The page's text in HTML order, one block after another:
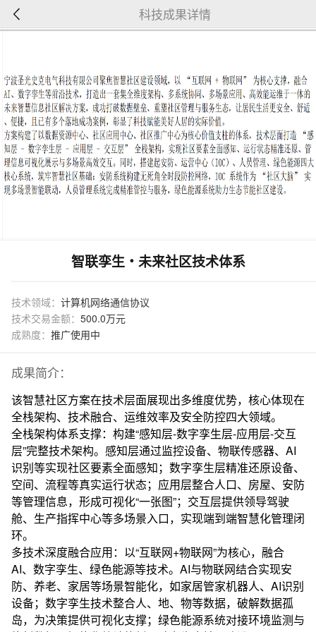
科技成果详情
智联孪生・未来社区技术体系
技术领域： 计算机网络通信协议
技术交易金额： 500.0万元
成熟度： 推广使用中
成果简介：
该智慧社区方案在技术层面展现出多维度优势，核心体现在
全栈架构、技术融合、运维效率及安全防控四大领域。
全栈架构体系支撑：构建“感知层-数字孪生层-应用层-交互
层”完整技术架构。感知层通过监控设备、物联传感器、AI
识别等实现社区要素全面感知；数字孪生层精准还原设备、
空间、流程等真实运行状态；应用层整合人口、房屋、安防
等管理信息，形成可视化“一张图”；交互层提供领导驾驶
舱、生产指挥中心等多场景入口，实现端到端智慧化管理闭
环。
多技术深度融合应用：以“互联网+物联网”为核心，融合
AI、数字孪生、绿色能源等技术。AI与物联网结合实现安
防、养老、家居等场景智能化，如家居管家机器人、AI识别
设备；数字孪生技术整合人、地、物等数据，破解数据孤
岛，为决策提供可视化支撑；绿色能源系统对接环境监测与